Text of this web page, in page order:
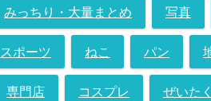
みっちり・大量まとめ 写真
スポーツ ねこ パン
専門店 コスプレ ぜいたく